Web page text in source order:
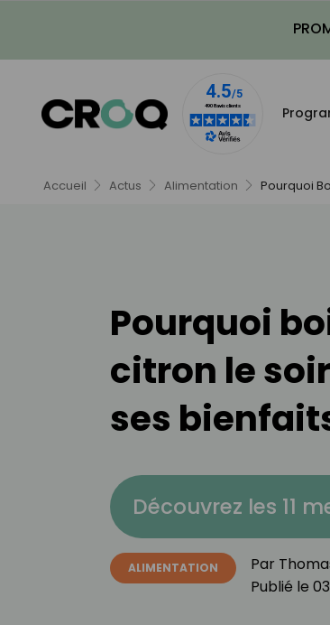
Accueil Actus Alimentation Pourquoi
Pourquoi
citron le
ses
Découvrez les 11
ALIMENTATION Par
Publié le